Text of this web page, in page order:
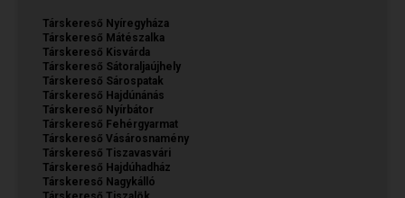
Társkereső Nyíregyháza
Társkereső Mátészalka
Társkereső Kisvárda
Társkereső Sátoraljaújhely
Társkereső Sárospatak
Társkereső Hajdúnánás
Társkereső Nyírbátor
Társkereső Fehérgyarmat
Társkereső Vásárosnamény
Társkereső Tiszavasvári
Társkereső Hajdúhadház
Társkereső Nagykálló